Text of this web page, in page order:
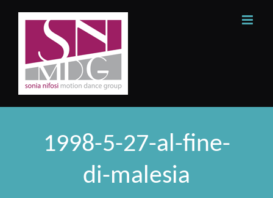
1998-5-27-al-fine-
di-malesia